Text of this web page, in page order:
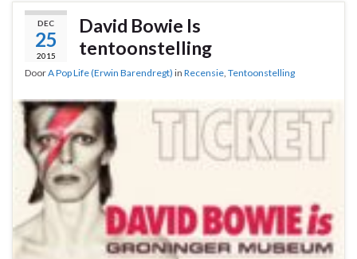
DEC
25
2015
David Bowie Is
tentoonstelling
DoorA Pop Life (Erwin Barendregt) in Recensie Tentoonstelling